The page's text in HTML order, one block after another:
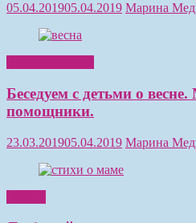
05.04.201905.04.2019 Марина
Беседуем с детьми о
помощники.
23.03.201905.04.2019 Марина